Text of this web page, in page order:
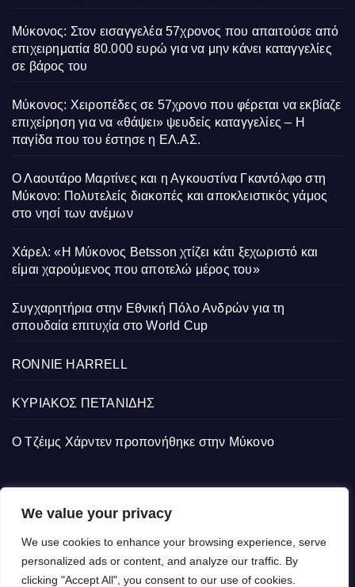
We value your privacy
We use cookies to enhance your browsing experience, serve
personalized ads or content, and analyze our traffic. By
clicking "Accept All", you consent to our use of cookies.
Μύκονος: Στον εισαγγελέα 57χρονος που απαιτούσε από
επιχειρηματία 80.000 ευρώ για να μην κάνει καταγγελίες
σε βάρος του
Μύκονος: Χειροπέδες σε 57χρονο που φέρεται να εκβίαζε
επιχείρηση για να «θάψει» ψευδείς καταγγελίες – Η
παγίδα που του έστησε η ΕΛ.ΑΣ.
Ο Λαουτάρο Μαρτίνες και η Αγκουστίνα Γκαντόλφο στη
Μύκονο: Πολυτελείς διακοπές και αποκλειστικός γάμος
στο νησί των ανέμων
Χάρελ: «Η Μύκονος Betsson χτίζει κάτι ξεχωριστό και
είμαι χαρούμενος που αποτελώ μέρος του»
Συγχαρητήρια στην Εθνική Πόλο Ανδρών για τη
σπουδαία επιτυχία στο World Cup
RONNIE HARRELL
ΚΥΡΙΑΚΟΣ ΠΕΤΑΝΙΔΗΣ
Ο Τζέιμς Χάρντεν προπονήθηκε στην Μύκονο